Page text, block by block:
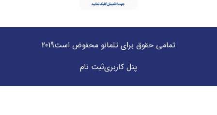
تمامی حقوق برای تلمانو محفوض است2019
پنل کاربریثبت نام